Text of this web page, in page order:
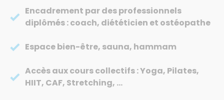
Encadrement par des professionnels
diplômés : coach, diététicien et ostéopathe
Espace bien-être, sauna, hammam
Accès aux cours collectifs : Yoga, Pilates,
HIIT, CAF, Stretching, …